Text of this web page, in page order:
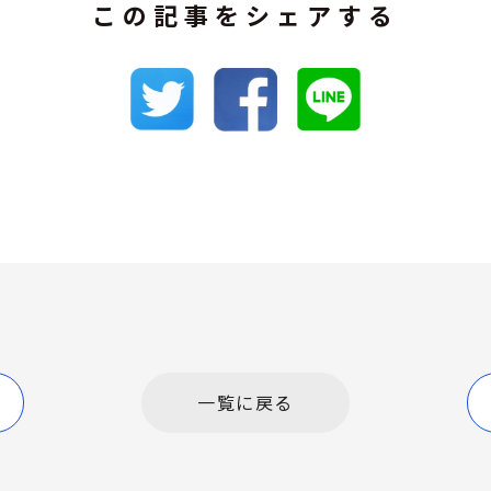
この記事をシェアする
一覧に戻る